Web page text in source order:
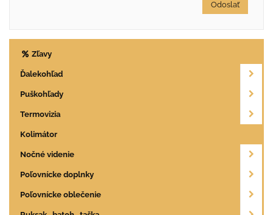
Odoslať
Zľavy
Ďalekohľad
Puškohľady
Termovizia
Kolimátor
Nočné videnie
Poľovnícke doplnky
Poľovnícke oblečenie